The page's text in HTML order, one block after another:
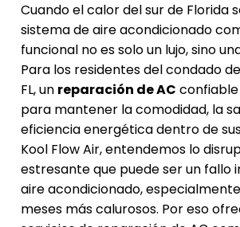
Cuando el calor del sur de Florida
sistema de aire acondicionado
funcional no es solo un lujo, sino
Para los residentes del condado
FL, un reparación de AC
para mantener la comodidad, la
eficiencia energética dentro de
Kool Flow Air, entendemos lo
estresante que puede ser un fallo
aire acondicionado,
meses más calurosos. Por eso